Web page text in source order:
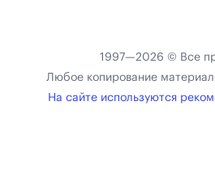
1997—2026 © Все
Любое копирование
На сайте используются